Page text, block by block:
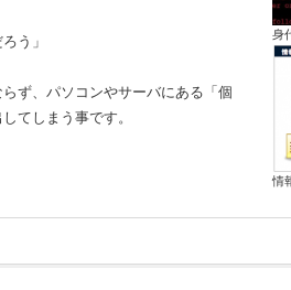
う」
ず、パソコンやサーバにある「個
てしまう事です。
身
情